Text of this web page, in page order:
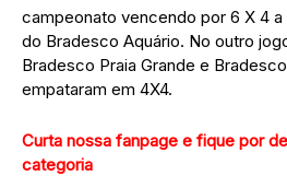
campeonato vencendo por 6 X 4
do Bradesco Aquário. No outro
Bradesco Praia Grande e
empataram em 4X4.
Curta nossa fanpage e fique por
categoria